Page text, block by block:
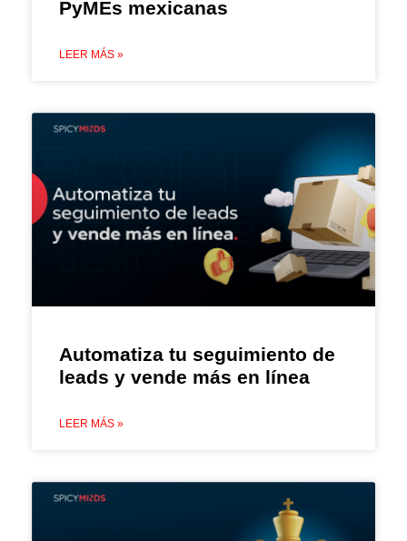
PyMEs mexicanas
LEER MÁS »
Automatiza tu seguimiento de
leads y vende más en línea
LEER MÁS »